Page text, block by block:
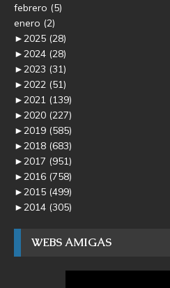
febrero (5)
enero (2)
►2025 (28)
►2024 (28)
►2023 (31)
►2022 (51)
►2021 (139)
►2020 (227)
►2019 (585)
►2018 (683)
►2017 (951)
►2016 (758)
►2015 (499)
►2014 (305)
WEBS AMIGAS